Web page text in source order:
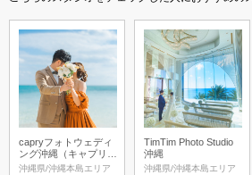
capryフォトウェディ
ング沖縄（キャプリィ
フォトウェディング沖
沖縄県/沖縄本島エリア
TimTim Photo Studio
沖縄
沖縄県/沖縄本島エリア